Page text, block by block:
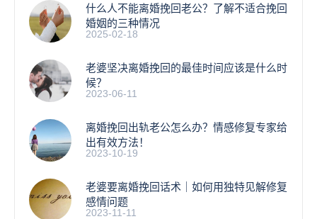
什么人不能离婚挽回老公？了解不适合挽回
婚姻的三种情况
2025-02-18
老婆坚决离婚挽回的最佳时间应该是什么时
候？
2023-06-11
离婚挽回出轨老公怎么办？情感修复专家给
出有效方法！
2023-10-19
老婆要离婚挽回话术｜如何用独特见解修复
感情问题
2023-11-11